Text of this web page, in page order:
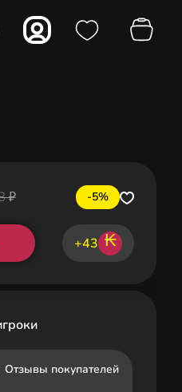
₽ -5%
+43 ₭
Отзывы покупателей